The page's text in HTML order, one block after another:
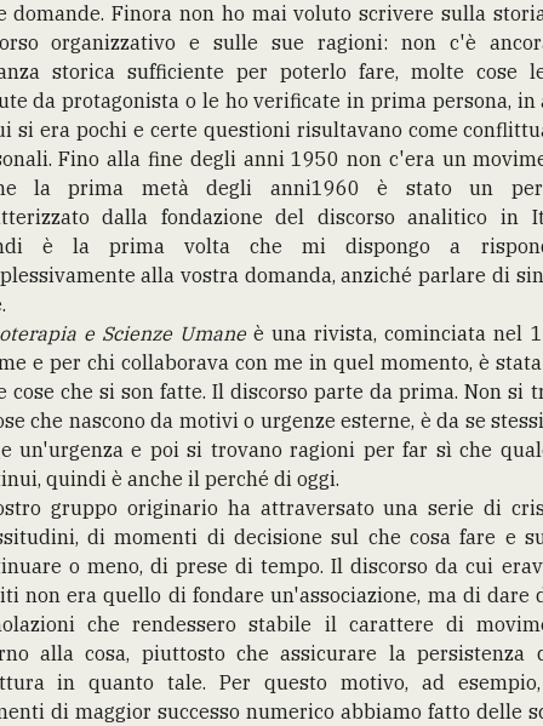
domande. Finora non ho mai voluto scrivere sulla
organizzativo e sulle sue ragioni: non c'è
storica sufficiente per poterlo fare, molte cose
da protagonista o le ho verificate in prima persona, in
si era pochi e certe questioni risultavano come
Fino alla fine degli anni 1950 non c'era un
la prima metà degli anni1960 è stato un
dalla fondazione del discorso analitico in
è la prima volta che mi dispongo a
alla vostra domanda, anziché parlare di
e Scienze Umaneè una rivista, cominciata nel
e per chi collaborava con me in quel momento, è
cose che si son fatte. Il discorso parte da prima. Non si
che nascono da motivi o urgenze esterne, è da se
un'urgenza e poi si trovano ragioni per far sì che
quindi è anche il perché di oggi.
gruppo originario ha attraversato una serie di
di momenti di decisione sul che cosa fare e
o meno, di prese di tempo. Il discorso da cui
non era quello di fondare un'associazione, ma di dare
che rendessero stabile il carattere di
alla cosa, piuttosto che assicurare la persistenza
in quanto tale. Per questo motivo, ad
di maggior successo numerico abbiamo fatto delle